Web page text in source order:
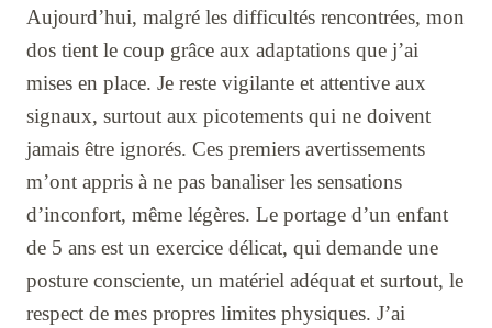
Aujourd’hui, malgré les difficultés rencontrées, mon
dos tient le coup grâce aux adaptations que j’ai
mises en place. Je reste vigilante et attentive aux
signaux, surtout aux picotements qui ne doivent
jamais être ignorés. Ces premiers avertissements
m’ont appris à ne pas banaliser les sensations
d’inconfort, même légères. Le portage d’un enfant
de 5 ans est un exercice délicat, qui demande une
posture consciente, un matériel adéquat et surtout, le
respect de mes propres limites physiques. J’ai